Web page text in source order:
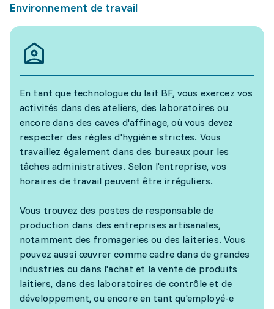
Environnement de travail
En tant que technologue du lait BF, vous exercez vos
activités dans des ateliers, des laboratoires ou
encore dans des caves d'affinage, où vous devez
respecter des règles d'hygiène strictes. Vous
travaillez également dans des bureaux pour les
tâches administratives. Selon l'entreprise, vos
horaires de travail peuvent être irréguliers.
Vous trouvez des postes de responsable de
production dans des entreprises artisanales,
notamment des fromageries ou des laiteries. Vous
pouvez aussi œuvrer comme cadre dans de grandes
industries ou dans l'achat et la vente de produits
laitiers, dans des laboratoires de contrôle et de
développement, ou encore en tant qu'employé-e